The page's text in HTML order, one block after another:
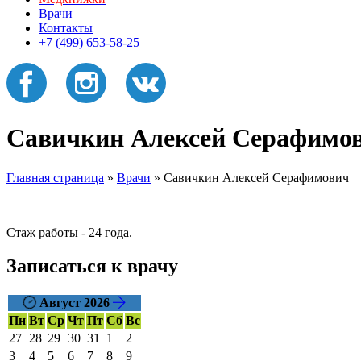
Врачи
Контакты
+7 (499) 653-58-25
Савичкин Алексей
Главная страница » Врачи » Савичкин Алексей Серафимович
Стаж работы - 24 года.
Записаться к врачу
Август 2026
Пн Вт Ср Чт Пт Сб Вс
27 28 29 30 31 1
2
3
4 5 6 7 8 9